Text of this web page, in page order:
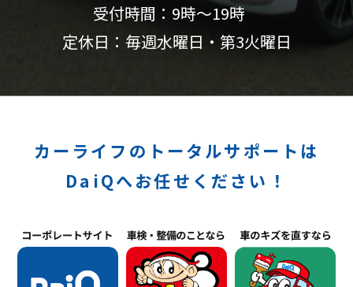
受付時間：9時〜19時
定休日：毎週水曜日・第3火曜日
カーライフのトータルサポートは
DaiQへお任せください！